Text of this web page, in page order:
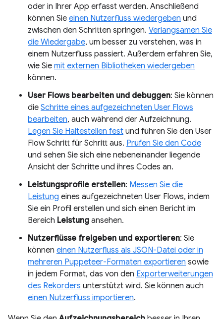
oder in Ihrer App erfasst werden. Anschließend
können Sie einen Nutzerfluss wiedergeben und
zwischen den Schritten springen. Verlangsamen Sie
die Wiedergabe, um besser zu verstehen, was in
einem Nutzerfluss passiert. Außerdem erfahren Sie,
wie Sie mit externen Bibliotheken wiedergeben
können.
User Flows bearbeiten und debuggen: Sie können
die Schritte eines aufgezeichneten User Flows
bearbeiten, auch während der Aufzeichnung.
Legen Sie Haltestellen fest und führen Sie den User
Flow Schritt für Schritt aus. Prüfen Sie den Code
und sehen Sie sich eine nebeneinander liegende
Ansicht der Schritte und ihres Codes an.
Leistungsprofile erstellen: Messen Sie die
Leistung eines aufgezeichneten User Flows, indem
Sie ein Profil erstellen und sich einen Bericht im
Bereich Leistung ansehen.
Nutzerflüsse freigeben und exportieren: Sie
können einen Nutzerfluss als JSON-Datei oder in
mehreren Puppeteer-Formaten exportieren sowie
in jedem Format, das von den Exporterweiterungen
des Rekorders unterstützt wird. Sie können auch
einen Nutzerfluss importieren.